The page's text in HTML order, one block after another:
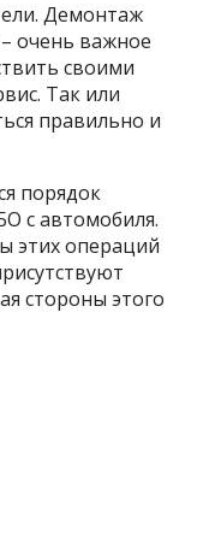
Демонтаж
очень важное
своими
Так или
правильно и
порядок
с автомобиля.
этих операций
стороны этого